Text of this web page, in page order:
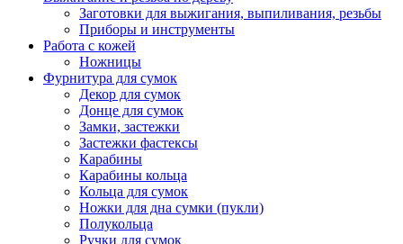
Заготовки для выжигания, выпиливания, резьбы
Приборы и инструменты
Работа с кожей
Ножницы
Фурнитура для сумок
Декор для сумок
Донце для сумок
Замки, застежки
Застежки фастексы
Карабины
Карабины кольца
Кольца для сумок
Ножки для дна сумки (пукли)
Полукольца
Ручки для сумок